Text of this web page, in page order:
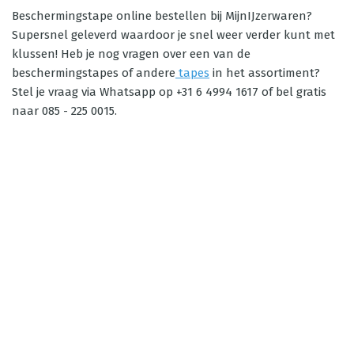
Beschermingstape online bestellen bij MijnIJzerwaren?
Supersnel geleverd waardoor je snel weer verder kunt met
klussen! Heb je nog vragen over een van de
beschermingstapes of andere tapes in het assortiment?
Stel je vraag via Whatsapp op +31 6 4994 1617 of bel gratis
naar 085 - 225 0015.